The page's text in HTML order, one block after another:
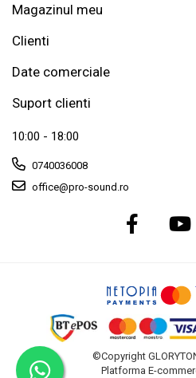
Magazinul meu
Clienti
Date comerciale
Suport clienti
10:00 - 18:00
0740036008
office@pro-sound.ro
©Copyright
Platforma E-